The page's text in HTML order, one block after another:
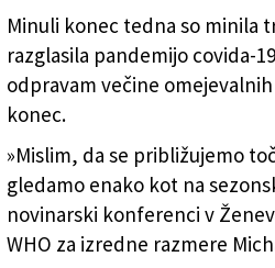
Minuli konec tedna so minila
razglasila pandemijo covida-
odpravam večine
konec.
»Mislim, da se približujemo
gledamo enako kot na
novinarski konferenci v
WHO za izredne razmere